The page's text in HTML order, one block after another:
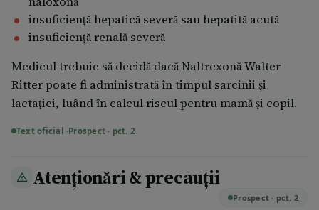
cu naltrexonă nu sunt cunoscute.
insuficienţă hepatică severă sau hepatită acută
insuficienţă renală severă
Medicul trebuie să decidă dacă Naltrexonă Walter
Ritter poate fi administrată în timpul sarcinii şi
lactaţiei, luând în calcul riscul pentru mamă şi copil.
Text oficial ·Prospect · pct. 2
Atenționări & precauții
Prospect · pct. 2